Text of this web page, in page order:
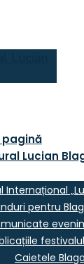
pagină
Lucian
Internațional
pentru
Caietele Blaga